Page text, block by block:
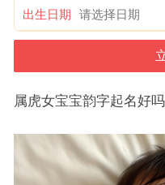
出生日期
属虎女宝宝韵字起名好吗